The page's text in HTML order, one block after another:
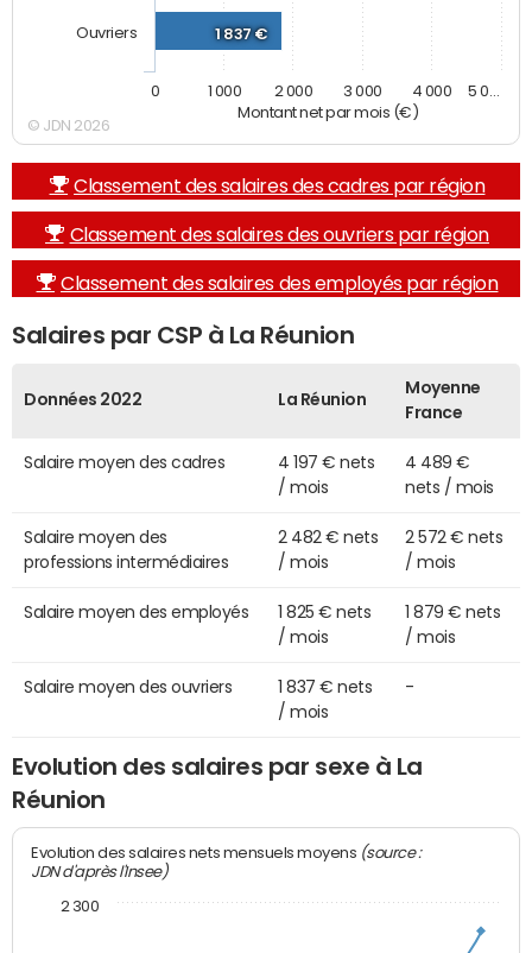
Montant net par mois (€)
1 837 €
Ouvriers
0 1 000 2 000 3 000 4 000 5 0…
© JDN 2026
Classement des salaires des cadres par région
Classement des salaires des ouvriers par région
Classement des salaires des employés par région
Salaires par CSP à La Réunion
Données 2022 La Réunion
Moyenne
France
Salaire moyen des cadres
4 197 € nets
/ mois
4 489 €
nets / mois
Salaire moyen des
professions intermédiaires
2 482 € nets
/ mois
2 572 € nets
/ mois
Salaire moyen des employés
1 825 € nets
/ mois
1 879 € nets
/ mois
Salaire moyen des ouvriers
1 837 € nets
/ mois
-
Evolution des salaires par sexe à La
Réunion
Evolution des salaires nets mensuels moyens (source :
JDN d'après l'Insee)
2 300